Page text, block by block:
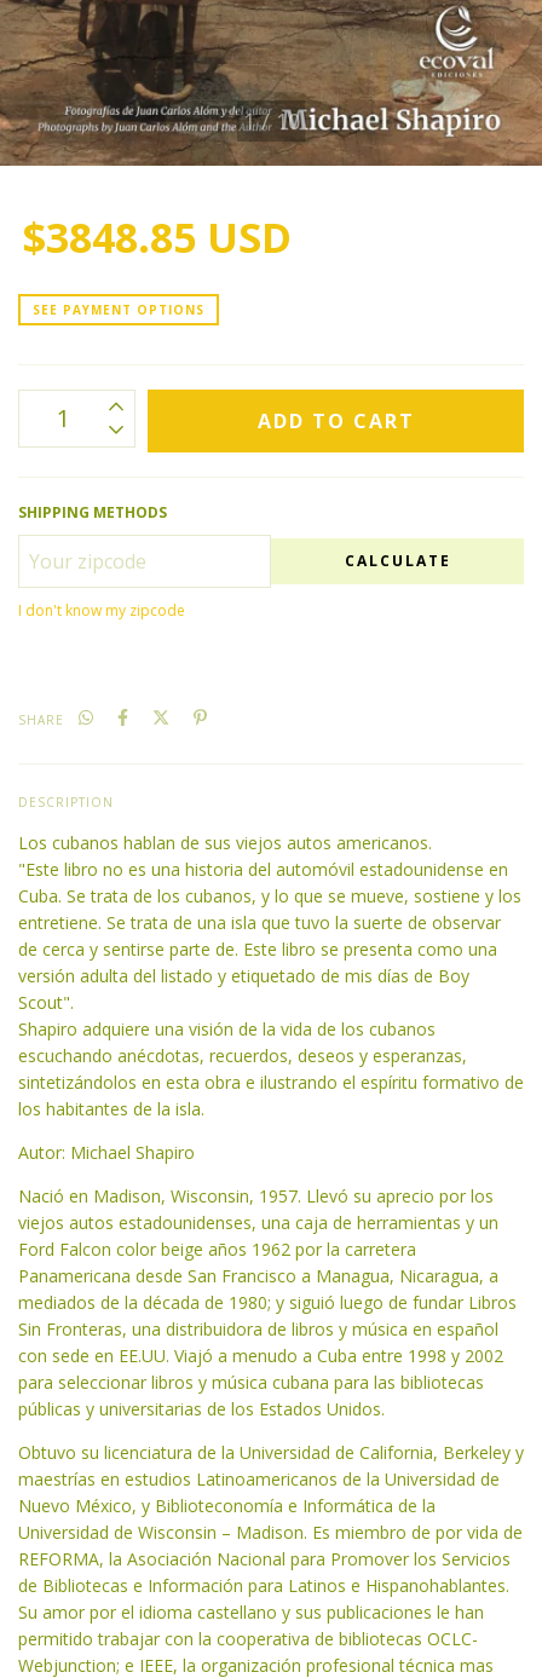
1/ 10
$3848.85 USD
SEE PAYMENT OPTIONS
SHIPPING METHODS
CALCULATE
I don't know my zipcode
SHARE
DESCRIPTION
Los cubanos hablan de sus viejos autos americanos.
"Este libro no es una historia del automóvil estadounidense en
Cuba. Se trata de los cubanos, y lo que se mueve, sostiene y los
entretiene. Se trata de una isla que tuvo la suerte de observar
de cerca y sentirse parte de. Este libro se presenta como una
versión adulta del listado y etiquetado de mis días de Boy
Scout".
Shapiro adquiere una visión de la vida de los cubanos
escuchando anécdotas, recuerdos, deseos y esperanzas,
sintetizándolos en esta obra e ilustrando el espíritu formativo de
los habitantes de la isla.
Autor: Michael Shapiro
Nació en Madison, Wisconsin, 1957. Llevó su aprecio por los
viejos autos estadounidenses, una caja de herramientas y un
Ford Falcon color beige años 1962 por la carretera
Panamericana desde San Francisco a Managua, Nicaragua, a
mediados de la década de 1980; y siguió luego de fundar Libros
Sin Fronteras, una distribuidora de libros y música en español
con sede en EE.UU. Viajó a menudo a Cuba entre 1998 y 2002
para seleccionar libros y música cubana para las bibliotecas
públicas y universitarias de los Estados Unidos.
Obtuvo su licenciatura de la Universidad de California, Berkeley y
maestrías en estudios Latinoamericanos de la Universidad de
Nuevo México, y Biblioteconomía e Informática de la
Universidad de Wisconsin – Madison. Es miembro de por vida de
REFORMA, la Asociación Nacional para Promover los Servicios
de Bibliotecas e Información para Latinos e Hispanohablantes.
Su amor por el idioma castellano y sus publicaciones le han
permitido trabajar con la cooperativa de bibliotecas OCLC-
Webjunction; e IEEE, la organización profesional técnica mas